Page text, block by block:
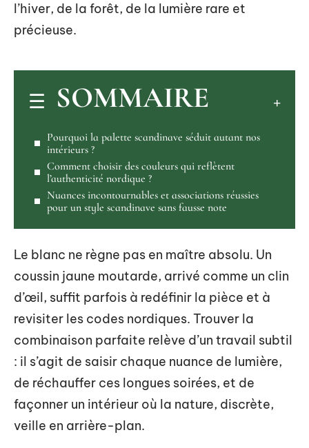
l’hiver, de la forêt, de la lumière rare et
précieuse.
SOMMAIRE
Pourquoi la palette scandinave séduit autant nos
intérieurs ?
Comment choisir des couleurs qui reflètent
l’authenticité nordique ?
Nuances incontournables et associations réussies
pour un style scandinave sans fausse note
Le blanc ne règne pas en maître absolu. Un
coussin jaune moutarde, arrivé comme un clin
d’œil, suffit parfois à redéfinir la pièce et à
revisiter les codes nordiques. Trouver la
combinaison parfaite relève d’un travail subtil
: il s’agit de saisir chaque nuance de lumière,
de réchauffer ces longues soirées, et de
façonner un intérieur où la nature, discrète,
veille en arrière-plan.